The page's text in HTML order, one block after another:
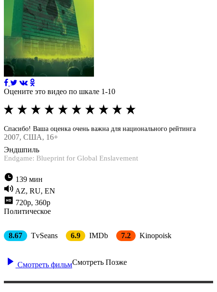
Оцените это видео по шкале 1-10
Спасибо! Ваша оценка очень важна для национального рейтинга
2007, США, 16+
Эндшпиль
Endgame: Blueprint for Global Enslavement
139 мин
AZ, RU, EN
720p, 360p
Политическое
8.67 TvSeans 6.9 IMDb 7.2 Kinopoisk
Смотреть фильмСмотреть Позже